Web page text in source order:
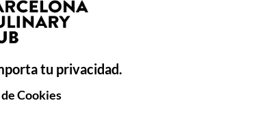
máxima popularidad en Estados Unidos con la
de 1950. Los alimentos procesados ​​continuaron
momento, el movimiento hippie, compuesto por
se extendió por los Estados Unidos.
a aparecer en las estructuras formales de
sostenible, abrió el legendario Chez Panisse en
tu privacidad.
Cookies